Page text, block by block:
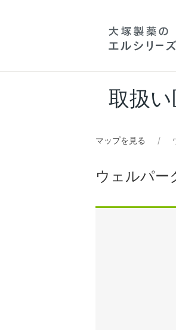
取扱
マップを見る
ウェルパー